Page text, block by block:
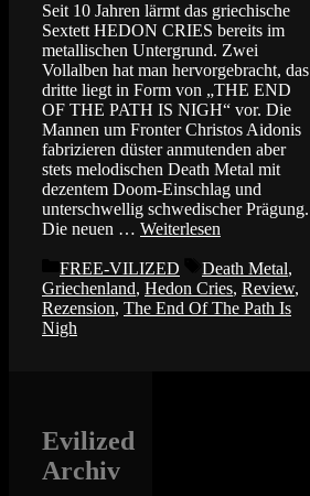
Seit 10 Jahren lärmt das griechische
Sextett HEDON CRIES bereits im
metallischen Untergrund. Zwei
Vollalben hat man hervorgebracht, das
dritte liegt in Form von „THE END
OF THE PATH IS NIGH“ vor. Die
Mannen um Fronter Christos Aidonis
fabrizieren düster anmutenden aber
stets melodischen Death Metal mit
dezentem Doom-Einschlag und
unterschwellig schwedischer Prägung.
Die neuen … Weiterlesen
Kategorien
FREE-VILIZED Schlagwörter
Death Metal,
Griechenland, Hedon Cries, Review,
Rezension, The End Of The Path Is
Nigh
Evilized
Archiv